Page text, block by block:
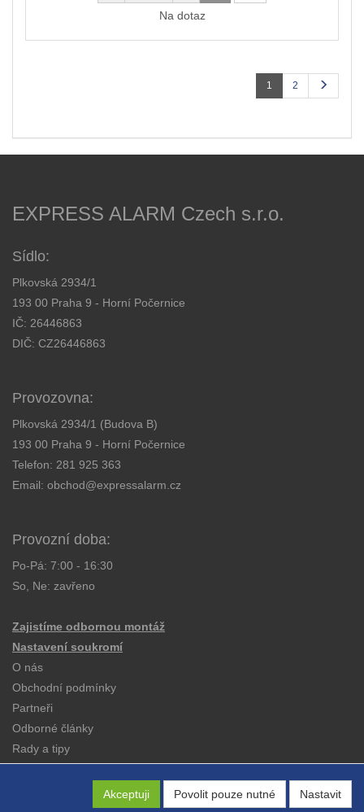
Akceptuji Povolit pouze nutné Nastavit
Na dotaz
1 2
EXPRESS ALARM Czech s.r.o.
Sídlo:
Plkovská 2934/1
193 00 Praha 9 - Horní Počernice
IČ: 26446863
DIČ: CZ26446863
Provozovna:
Plkovská 2934/1 (Budova B)
193 00 Praha 9 - Horní Počernice
Telefon: 281 925 363
Email: obchod@expressalarm.cz
Provozní doba:
Po-Pá: 7:00 - 16:30
So, Ne: zavřeno
Zajistíme odbornou montáž
Nastavení soukromí
O nás
Obchodní podmínky
Partneři
Odborné články
Rady a tipy